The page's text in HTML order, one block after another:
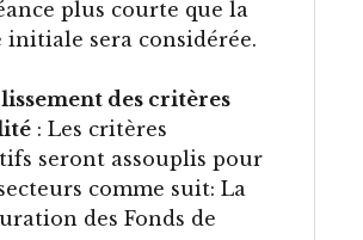
plus courte que la
sera considérée.
des critères
: Les critères
seront assouplis pour
comme suit: La
des Fonds de